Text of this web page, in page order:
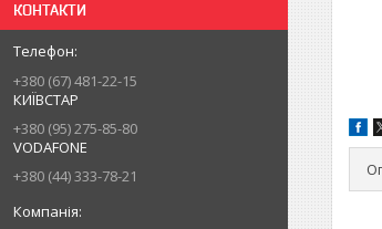
КОНТАКТИ
+380 (67) 481-22-15
КИЇВСТАР
+380 (95) 275-85-80
VODAFONE
+380 (44) 333-78-21